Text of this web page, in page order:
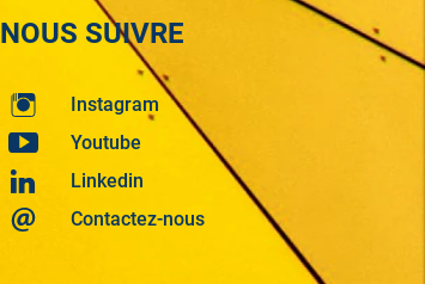
NOUS SUIVRE
Instagram
Youtube
Linkedin
Contactez-nous